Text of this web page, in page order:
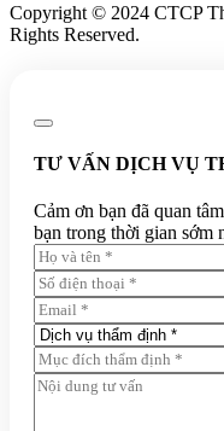
Copyright © 2024 CTCP
Rights Reserved.
TƯ VẤN DỊCH VỤ
Cảm ơn bạn đã quan
bạn trong thời gian sớm